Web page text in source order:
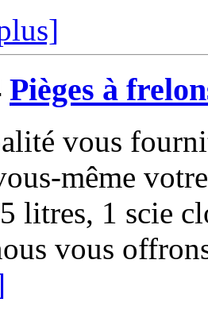
Pièges à
vous
même
litres, 1 scie
vous